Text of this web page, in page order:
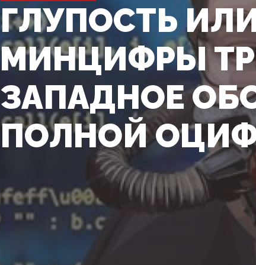
ГЛУПОСТЬ
МИНЦИФРЫ
ЗАПАДНОЕ
ПОЛНОЙ